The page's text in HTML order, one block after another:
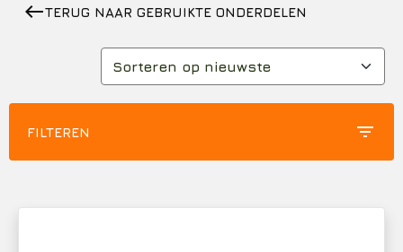
westTERUG NAAR GEBRUIKTE ONDERDELEN
FILTEREN filter_list